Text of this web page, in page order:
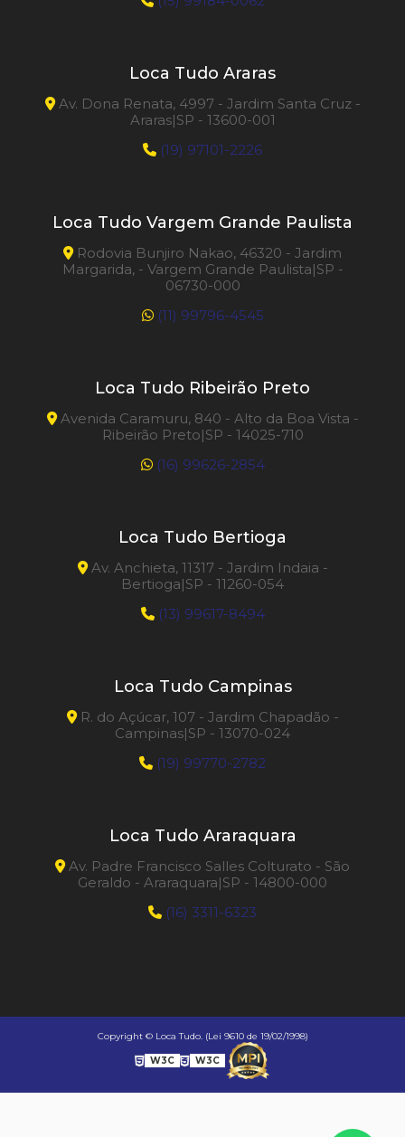
Loca Tudo Araras
Av. Dona Renata, 4997 - Jardim Santa Cruz -
Araras|SP - 13600-001
(19) 97101-2226
Loca Tudo Vargem Grande Paulista
Rodovia Bunjiro Nakao, 46320 - Jardim
Margarida, - Vargem Grande Paulista|SP -
06730-000
(11) 99796-4545
Loca Tudo Ribeirão Preto
Avenida Caramuru, 840 - Alto da Boa Vista -
Ribeirão Preto|SP - 14025-710
(16) 99626-2854
Loca Tudo Bertioga
Av. Anchieta, 11317 - Jardim Indaia -
Bertioga|SP - 11260-054
(13) 99617-8494
Loca Tudo Campinas
R. do Açúcar, 107 - Jardim Chapadão -
Campinas|SP - 13070-024
(19) 99770-2782
Loca Tudo Araraquara
Av. Padre Francisco Salles Colturato - São
Geraldo - Araraquara|SP - 14800-000
(16) 3311-6323
Copyright © Loca Tudo. (Lei 9610 de 19/02/1998)
W3C W3C